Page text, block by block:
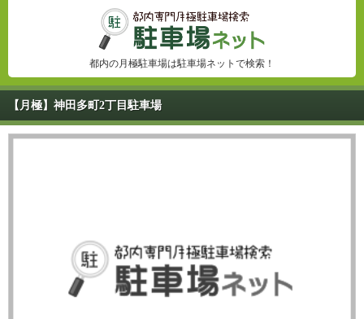
都内の月極駐車場は駐車場ネットで検索！
【月極】神田多町2丁目駐車場